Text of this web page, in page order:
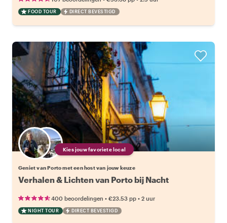
FOOD TOUR DIRECT BEVESTIGD
Kies jouw favoriete local
Geniet van Porto met een host van jouw keuze
Verhalen & Lichten van Porto bij Nacht
400 beoordelingen • €23.53 pp • 2 uur
NIGHT TOUR DIRECT BEVESTIGD